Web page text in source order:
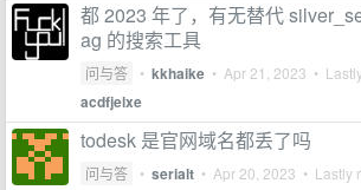
都 2023 年了，有无替代
ag 的搜索工具
问与答 • kkhaike • Apr 21, 2023 •
acdfjelxe
todesk 是官网域名都丢了吗
问与答 • serialt • Apr 20, 2023 • Lastly